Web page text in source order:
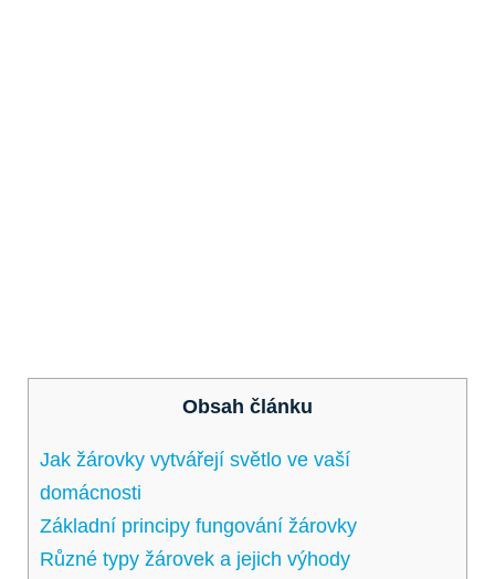
Obsah článku
Jak žárovky vytvářejí světlo ve vaší
domácnosti
Základní principy fungování žárovky
Různé typy žárovek a jejich výhody